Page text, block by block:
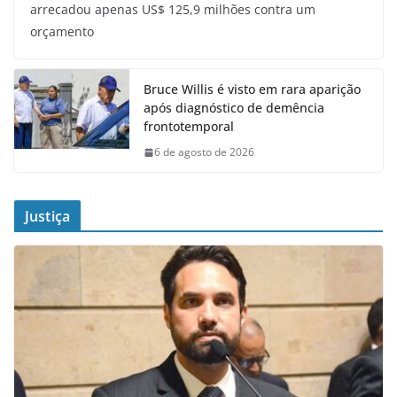
arrecadou apenas US$ 125,9 milhões contra um
orçamento
Bruce Willis é visto em rara aparição
após diagnóstico de demência
frontotemporal
6 de agosto de 2026
Justiça